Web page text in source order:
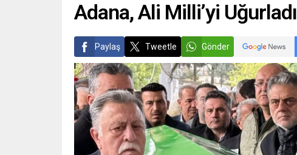
Adana, Ali Milli’yi Uğurladı
Paylaş Tweetle Gönder